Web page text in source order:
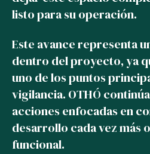
listo para su operación.
Este avance representa
dentro del proyecto, ya
uno de los puntos
vigilancia. OTHÓ
acciones enfocadas en
desarrollo cada vez más
funcional.